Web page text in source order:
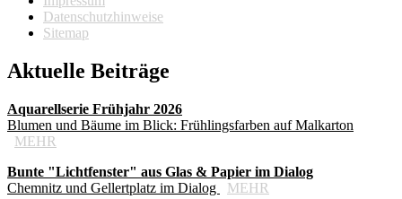
Datenschutzhinweise
Sitemap
Aktuelle Beiträge
Aquarellserie Frühjahr 2026
Blumen und Bäume im Blick: Frühlingsfarben auf Malkarton
MEHR
Bunte "Lichtfenster" aus Glas & Papier im Dialog
Chemnitz und Gellertplatz im Dialog
MEHR